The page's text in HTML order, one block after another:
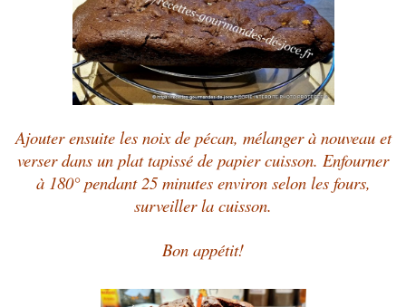
Ajouter ensuite les noix de pécan, mélanger à nouveau et
verser dans un plat tapissé de papier cuisson. Enfourner
à 180° pendant 25 minutes environ selon les fours,
surveiller la cuisson.
Bon appétit!